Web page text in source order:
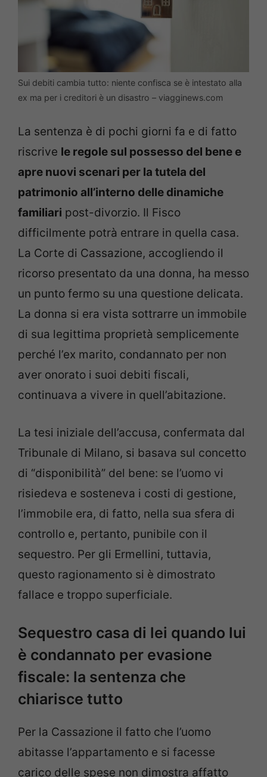
Sui debiti cambia tutto: niente confisca se è intestato alla
ex ma per i creditori è un disastro – viagginews.com
La sentenza è di pochi giorni fa e di fatto
riscrive le regole sul possesso del bene e
apre nuovi scenari per la tutela del
patrimonio all’interno delle dinamiche
familiari post-divorzio. Il Fisco
difficilmente potrà entrare in quella casa.
La Corte di Cassazione, accogliendo il
ricorso presentato da una donna, ha messo
un punto fermo su una questione delicata.
La donna si era vista sottrarre un immobile
di sua legittima proprietà semplicemente
perché l’ex marito, condannato per non
aver onorato i suoi debiti fiscali,
continuava a vivere in quell’abitazione.
La tesi iniziale dell’accusa, confermata dal
Tribunale di Milano, si basava sul concetto
di “disponibilità” del bene: se l’uomo vi
risiedeva e sosteneva i costi di gestione,
l’immobile era, di fatto, nella sua sfera di
controllo e, pertanto, punibile con il
sequestro. Per gli Ermellini, tuttavia,
questo ragionamento si è dimostrato
fallace e troppo superficiale.
Sequestro casa di lei quando lui
è condannato per evasione
fiscale: la sentenza che
chiarisce tutto
Per la Cassazione il fatto che l’uomo
abitasse l’appartamento e si facesse
carico delle spese non dimostra affatto